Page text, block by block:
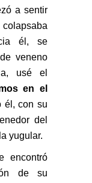
a sentir
él, se
veneno
usé el
en el
él, con su
del
yugular.
encontró
de su